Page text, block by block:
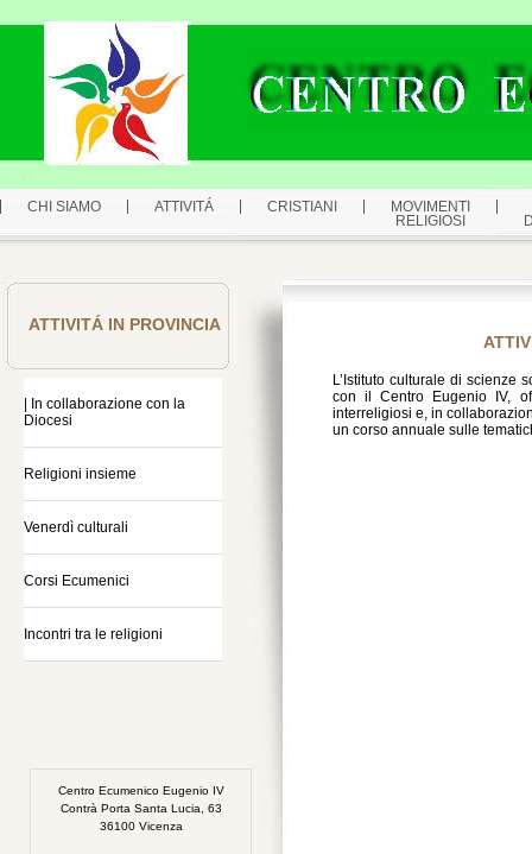
CHI SIAMO ATTIVITÁ CRISTIANI
MOVIMENTI
RELIGIOSI
ATTIVITÁ IN PROVINCIA
| In collaborazione con la
Diocesi
Religioni insieme
Venerdì culturali
Corsi Ecumenici
Incontri tra le religioni
Centro Ecumenico Eugenio IV
Contrà Porta Santa Lucia, 63
36100 Vicenza
L’Istituto culturale di scienze
con il Centro Eugenio IV,
interreligiosi e, in
un corso annuale sulle